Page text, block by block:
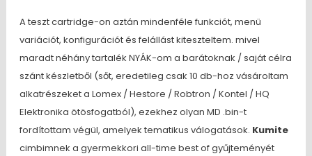
A teszt cartridge-on aztán mindenféle funkciót, menü
variációt, konfigurációt és felállást kiteszteltem. mivel
maradt néhány tartalék NYÁK-om a barátoknak / saját célra
szánt készletből (sőt, eredetileg csak 10 db-hoz vásároltam
alkatrészeket a Lomex / Hestore / Robtron / Kontel / HQ
Elektronika ötösfogatból), ezekhez olyan MD .bin-t
fordítottam végül, amelyek tematikus válogatások. Kumite
cimbimnek a gyermekkori all-time best of gyűjteményét